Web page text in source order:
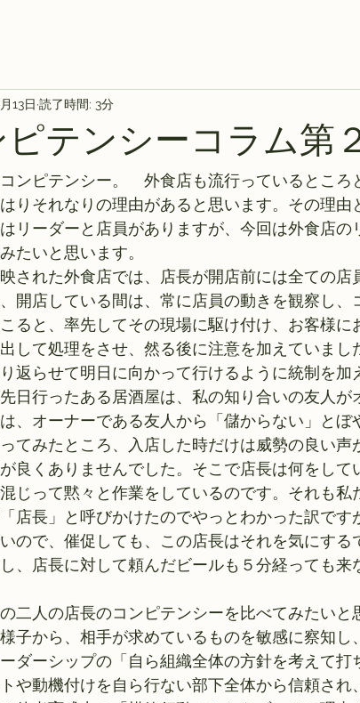
ピテンシーコラム第
13日 読了時間: 3分
ンピテンシー。　外食店も流行っているところ
りそれなりの理由があると思います。その理由
リーダーと店員がありますが、今回は外食店の
たいと思います。
された外食店では、店長が開店前には全ての店
開店している間は、常に店員の動きを観察し、
ると、率先してその現場に駆け付け、お客様に
して処理をさせ、然る後に注意を加えていまし
返らせて明日に向かって行けるように統制を加
日行ったある居酒屋は、私の知り合いの友人が
、オーナーである友人から「儲からない」とぼ
てみたところ、入店した時だけは威勢の良い声
良くありませんでした。そこで店長は何をして
じって黙々と作業をしているのです。それも私
店長」と呼びかけたのでやっとわかった訳です
ので、催促しても、この店長はそれを気にす
、店長に対して頼んだビールも５分経っても来
二人の店長のコンピテンシーを比べてみたいと
子から、相手が求めているものを敏感に察知し
ダーシップの「自ら組織全体の方針を考えて打
や動機付けを自ら行ない部下全体から信頼され